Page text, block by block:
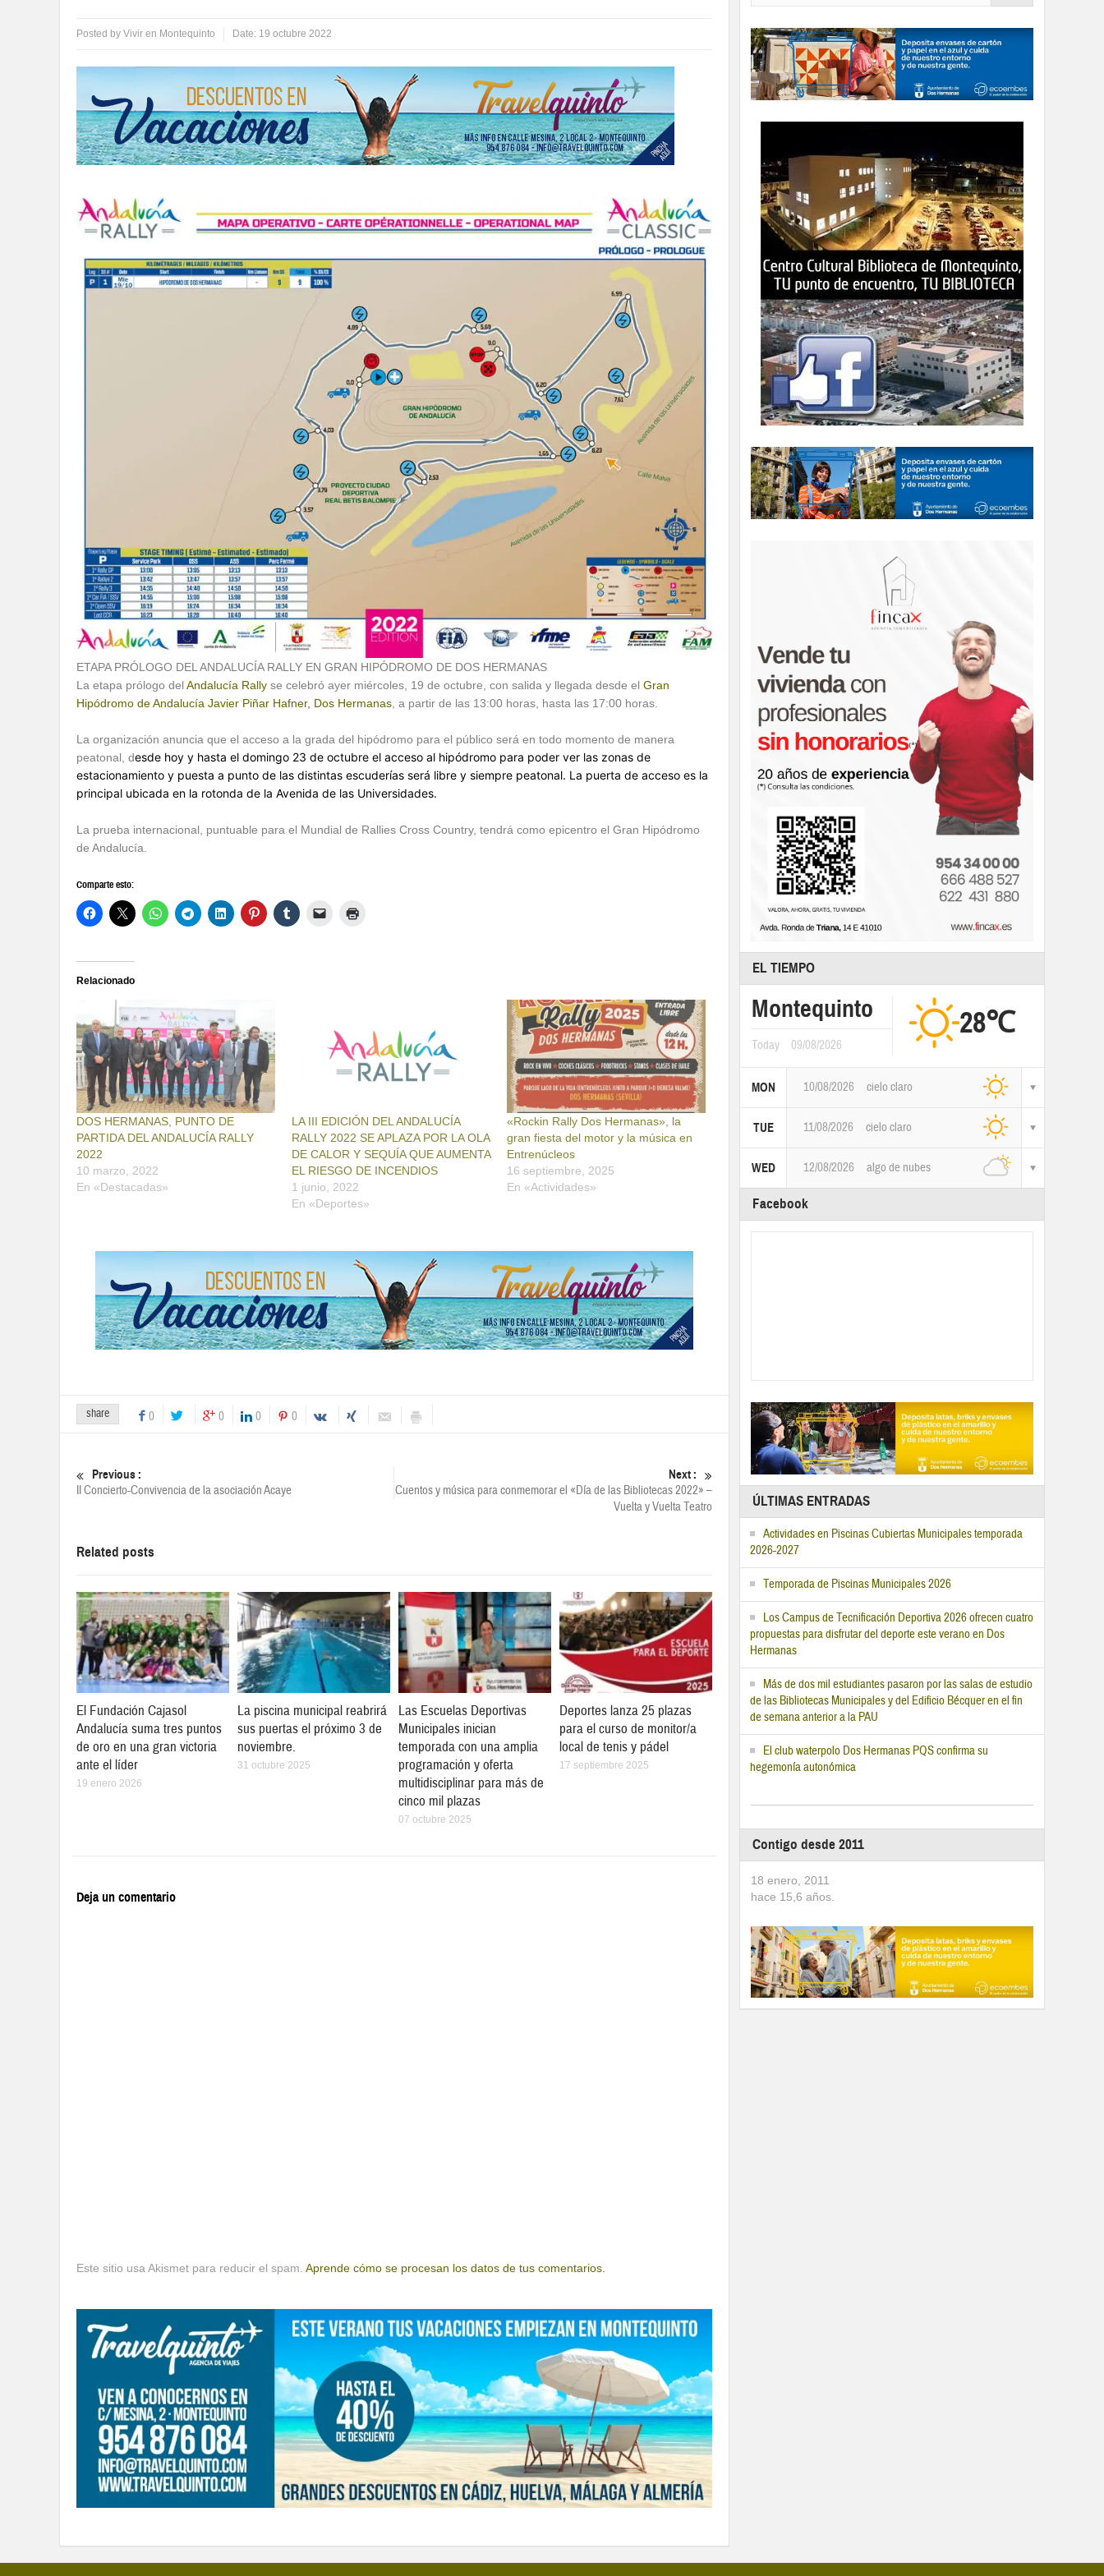
Posted by Vivir en Montequinto Date: 19 octubre 2022
ETAPA PRÓLOGO DEL ANDALUCÍA RALLY EN GRAN HIPÓDROMO DE DOS HERMANAS
La etapa prólogo del Andalucía Rally se celebró ayer miércoles, 19 de octubre, con salida y llegada desde el Gran
Hipódromo de Andalucía Javier Piñar Hafner, Dos Hermanas , a partir de las 13:00 horas, hasta las 17:00 horas.
La organización anuncia que el acceso a la grada del hipódromo para el público será en todo momento de manera
peatonal, desde hoy y hasta el domingo 23 de octubre el acceso al hipódromo para poder ver las zonas de
estacionamiento y puesta a punto de las distintas escuderías será libre y siempre peatonal. La puerta de acceso es la
principal ubicada en la rotonda de la Avenida de las Universidades.
La prueba internacional, puntuable para el Mundial de Rallies Cross Country, tendrá como epicentro el Gran Hipódromo
de Andalucía.
Comparte esto:
Relacionado
DOS HERMANAS, PUNTO DE
PARTIDA DEL ANDALUCÍA RALLY
2022
10 marzo, 2022
En «Destacadas»
LA III EDICIÓN DEL ANDALUCÍA
RALLY 2022 SE APLAZA POR LA OLA
DE CALOR Y SEQUÍA QUE AUMENTA
EL RIESGO DE INCENDIOS
1 junio, 2022
En «Deportes»
«Rockin Rally Dos Hermanas», la
gran fiesta del motor y la música en
Entrenúcleos
16 septiembre, 2025
En «Actividades»
share 0 0 0 0
Previous :
II Concierto-Convivencia de la asociación Acaye
Next :
Cuentos y música para conmemorar el «Día de las Bibliotecas 2022» –
Vuelta y Vuelta Teatro
Related posts
El Fundación Cajasol
Andalucía suma tres puntos
de oro en una gran victoria
ante el líder
19 enero 2026
La piscina municipal reabrirá
sus puertas el próximo 3 de
noviembre.
31 octubre 2025
Las Escuelas Deportivas
Municipales inician
temporada con una amplia
programación y oferta
multidisciplinar para más de
cinco mil plazas
07 octubre 2025
Deportes lanza 25 plazas
para el curso de monitor/a
local de tenis y pádel
17 septiembre 2025
Deja un comentario
Este sitio usa Akismet para reducir el spam. Aprende cómo se procesan los datos de tus comentarios.
EL TIEMPO
Montequinto
Today 09/08/2026
28℃
MON 10/08/2026 cielo claro
TUE 11/08/2026 cielo claro
WED 12/08/2026 algo de nubes
Facebook
ÚLTIMAS ENTRADAS
Actividades en Piscinas Cubiertas Municipales temporada
2026-2027
Temporada de Piscinas Municipales 2026
Los Campus de Tecnificación Deportiva 2026 ofrecen cuatro
propuestas para disfrutar del deporte este verano en Dos
Hermanas
Más de dos mil estudiantes pasaron por las salas de estudio
de las Bibliotecas Municipales y del Edificio Bécquer en el fin
de semana anterior a la PAU
El club waterpolo Dos Hermanas PQS confirma su
hegemonía autonómica
Contigo desde 2011
18 enero, 2011
hace 15,6 años.